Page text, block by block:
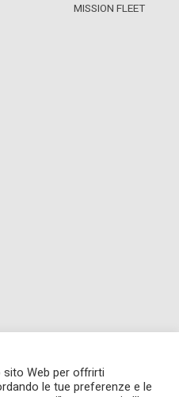
MISSION FLEET
Web per offrirti
le tue preferenze e le